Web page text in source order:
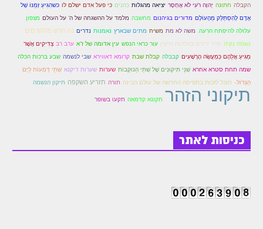
הקבלה חתונה יְהוָה רֹעִי לֹא אֶחְסָר יציאה מהגלות כהנים כי פעל אדם ישלם לו כשהִגִּיעַ זְמַנּוֹ שֶׁל
אָדָם לְהִסְתַּלֵּק מֵהָעוֹלָם מדורים בגיהנום מחשבה מלמד על ההשגחה של ה' על העולם מצפון
עלולה להיפתח הרעה. משה לא מת משיח מתים שבארץ נאמנות נדרים נח חדש מתקדמים
נשמה נקיה סדר דינים בהלכות נזיקין עור כראי הנפש עין אדומה של ז"א ערב רב צַדִּיקִים אֲשֶׁר
מַגִּיעַ אֲלֵהֶם כְּמַעֲשֵׂה הָרְשָׁעִים קבבלה קבלת שבת קרומא דאווירא שבי לנשמה שבע ברכות הכלה
שמה תחת סטרא אחרא שְׁנֵי תִּיקוּנִים שֶׁל שְׁתֵּי הַנוּקְבוֹת שערות שערות דיקנא שְׁתֵּי דְּמָעוֹת לַיָּם
הַגָּדוֹל- תוכל לזכות בתפיסה החדשה של עולם הבינה תורה תזריע השקפה תיקון הנשמה
תיקוני הזהר תקונא קדמאה תקעו בשופר
כניסות לאתר